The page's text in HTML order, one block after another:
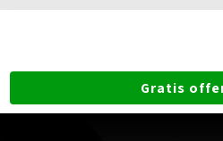
Gratis